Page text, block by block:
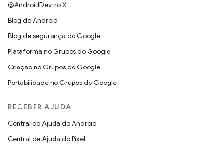
@AndroidDev no X
Blog do Android
Blog de segurança do Google
Plataforma no Grupos do Google
Criação no Grupos do Google
Portabilidade no Grupos do Google
RECEBER AJUDA
Central de Ajuda do Android
Central de Ajuda do Pixel